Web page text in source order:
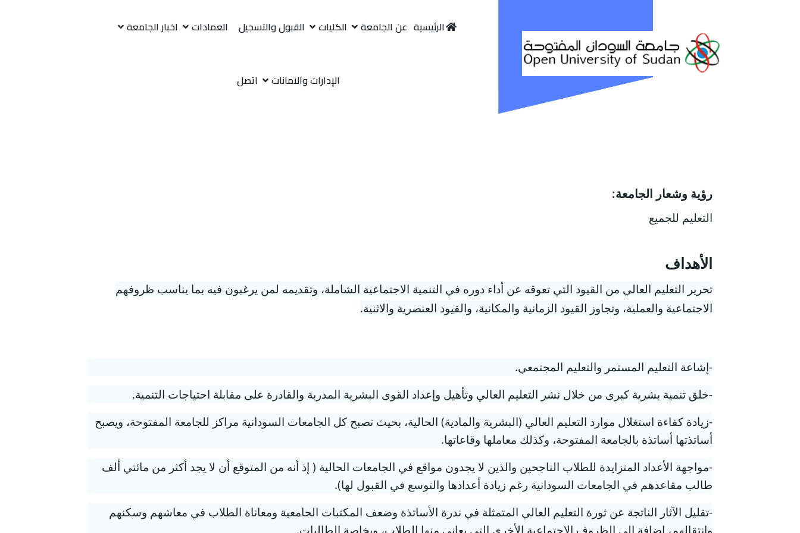
الرئيسية عن الجامعة الكليات القبول والتسجيل العمادات اخبار الجامعة
الإدارات والامانات اتصل
رؤية وشعار الجامعة:
التعليم للجميع
الأهداف
تحرير التعليم العالي من القيود التي تعوقه عن أداء دوره في التنمية الاجتماعية الشاملة، وتقديمه لمن يرغبون فيه بما يناسب ظروفهم
الاجتماعية والعملية، وتجاوز القيود الزمانية والمكانية، والقيود العنصرية والاثنية.
-إشاعة التعليم المستمر والتعليم المجتمعي.
-خلق تنمية بشرية كبرى من خلال نشر التعليم العالي وتأهيل وإعداد القوى البشرية المدربة والقادرة على مقابلة احتياجات التنمية.
-زيادة كفاءة استغلال موارد التعليم العالي (البشرية والمادية) الحالية، بحيث تصبح كل الجامعات السودانية مراكز للجامعة المفتوحة، ويصبح
أساتذتها أساتذة بالجامعة المفتوحة، وكذلك معاملها وقاعاتها.
-مواجهة الأعداد المتزايدة للطلاب الناجحين والذين لا يجدون مواقع في الجامعات الحالية ( إذ أنه من المتوقع أن لا يجد أكثر من مائتي ألف
طالب مقاعدهم في الجامعات السودانية رغم زيادة أعدادها والتوسع في القبول لها).
-تقليل الآثار الناتجة عن ثورة التعليم العالي المتمثلة في ندرة الأساتذة وضعف المكتبات الجامعية ومعاناة الطلاب في معاشهم وسكنهم